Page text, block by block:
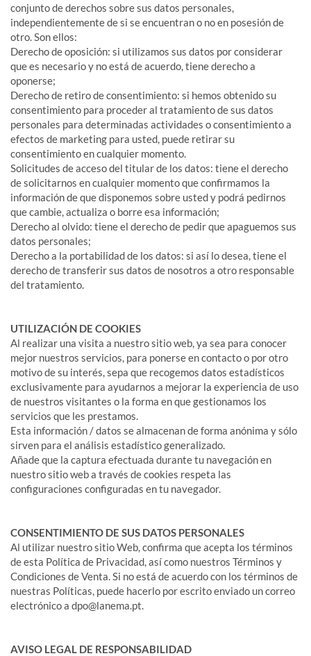
conjunto de derechos sobre sus datos personales,
independientemente de si se encuentran o no en posesión de
otro. Son ellos:
Derecho de oposición: si utilizamos sus datos por considerar
que es necesario y no está de acuerdo, tiene derecho a
oponerse;
Derecho de retiro de consentimiento: si hemos obtenido su
consentimiento para proceder al tratamiento de sus datos
personales para determinadas actividades o consentimiento a
efectos de marketing para usted, puede retirar su
consentimiento en cualquier momento.
Solicitudes de acceso del titular de los datos: tiene el derecho
de solicitarnos en cualquier momento que confirmamos la
información de que disponemos sobre usted y podrá pedirnos
que cambie, actualiza o borre esa información;
Derecho al olvido: tiene el derecho de pedir que apaguemos sus
datos personales;
Derecho a la portabilidad de los datos: si así lo desea, tiene el
derecho de transferir sus datos de nosotros a otro responsable
del tratamiento.
UTILIZACIÓN DE COOKIES
Al realizar una visita a nuestro sitio web, ya sea para conocer
mejor nuestros servicios, para ponerse en contacto o por otro
motivo de su interés, sepa que recogemos datos estadísticos
exclusivamente para ayudarnos a mejorar la experiencia de uso
de nuestros visitantes o la forma en que gestionamos los
servicios que les prestamos.
Esta información / datos se almacenan de forma anónima y sólo
sirven para el análisis estadístico generalizado.
Añade que la captura efectuada durante tu navegación en
nuestro sitio web a través de cookies respeta las
configuraciones configuradas en tu navegador.
CONSENTIMIENTO DE SUS DATOS PERSONALES
Al utilizar nuestro sitio Web, confirma que acepta los términos
de esta Política de Privacidad, así como nuestros Términos y
Condiciones de Venta. Si no está de acuerdo con los términos de
nuestras Políticas, puede hacerlo por escrito enviado un correo
electrónico a dpo@lanema.pt.
AVISO LEGAL DE RESPONSABILIDAD